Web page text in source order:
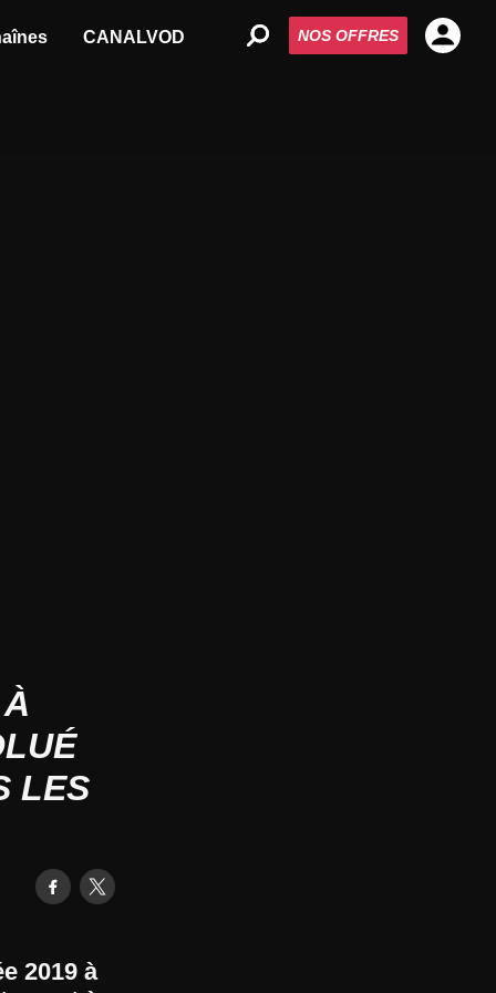
CANALVOD NOS OFFRES
LES
2019 à